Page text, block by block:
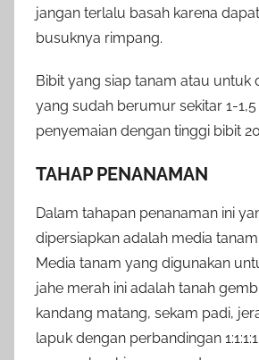
jangan terlalu basah karena
busuknya rimpang.
Bibit yang siap tanam atau untuk
yang sudah berumur sekitar 1-
penyemaian dengan tinggi bibit
TAHAP PENANAMAN
Dalam tahapan penanaman ini
dipersiapkan adalah media
Media tanam yang digunakan
jahe merah ini adalah tanah
kandang matang, sekam padi,
lapuk dengan perbandingan